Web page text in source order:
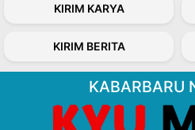
KIRIM KARYA
KIRIM BERITA
KABARBARU